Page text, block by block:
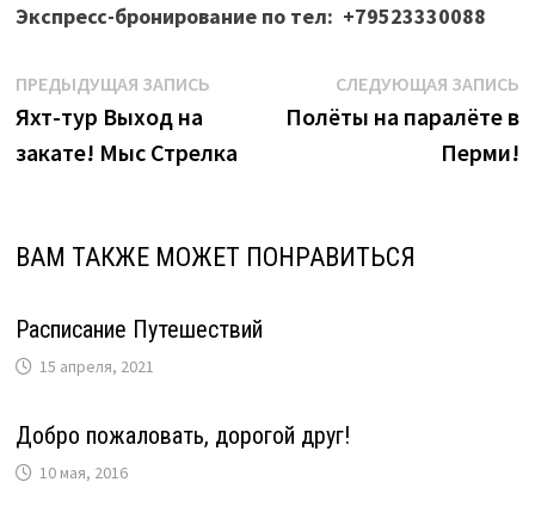
Экспресс-бронирование по тел: +79523330088
Навигация
по
ПРЕДЫДУЩАЯ ЗАПИСЬПредыдущая
Яхт-тур Выход на
закате! Мыс Стрелка
СЛЕДУЮЩАЯ ЗАПИСЬ
Полёты на паралёте в
Перми!
ВАМ ТАКЖЕ МОЖЕТ ПОНРАВИТЬСЯ
Расписание Путешествий
15 апреля, 2021
Добро пожаловать, дорогой друг!
10 мая, 2016